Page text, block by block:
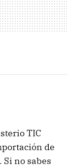
TIC
de
no sabes